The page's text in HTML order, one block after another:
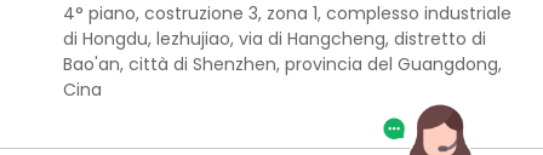
4° piano, costruzione 3, zona 1, complesso industriale
di Hongdu, lezhujiao, via di Hangcheng, distretto di
Bao'an, città di Shenzhen, provincia del Guangdong,
Cina